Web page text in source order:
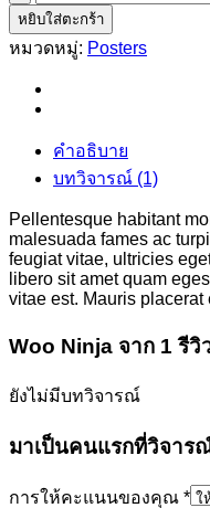
Woo
Ninja
หยิบใส่ตะกร้า
หมวดหมู่: Posters
คำอธิบาย
บทวิจารณ์ (1)
Pellentesque habitant
malesuada fames ac
feugiat vitae, ultricies
libero sit amet quam
vitae est. Mauris placerat
Woo Ninja จาก 1 รีวิ
ยังไม่มีบทวิจารณ์
มาเป็นคนแรกที่วิจาร
การให้คะแนนของคุณ *